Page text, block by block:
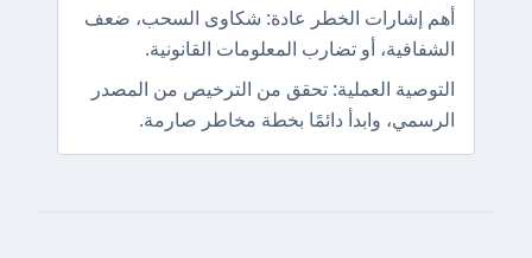
أهم إشارات الخطر عادة: شكاوى السحب، ضعف
الشفافية، أو تضارب المعلومات القانونية.
التوصية العملية: تحقق من الترخيص من المصدر
الرسمي، وابدأ دائمًا بخطة مخاطر صارمة.